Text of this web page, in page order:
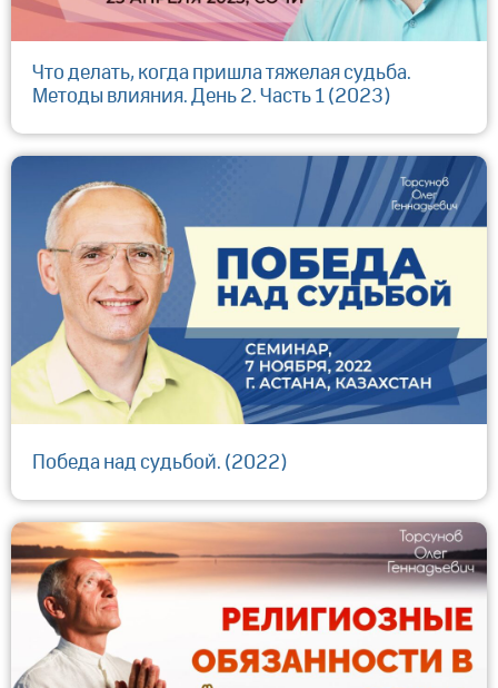
Что делать, когда пришла тяжелая судьба.
Методы влияния. День 2. Часть 1 (2023)
Победа над судьбой. (2022)